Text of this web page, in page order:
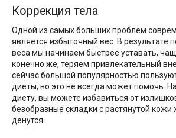
Коррекция тела
Одной из самых больших проблем
является избыточный вес. В результате
веса мы начинаем быстрее уставать,
конечно же, теряем привлекательный
сейчас большой популярностью
диеты, но это не всегда может помочь.
диету, вы можете избавиться от
безобразные складки с растянутой кожи
денутся.